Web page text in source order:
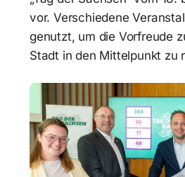
vor. Verschiedene
genutzt, um die Vorfreude
Stadt in den Mittelpunkt zu